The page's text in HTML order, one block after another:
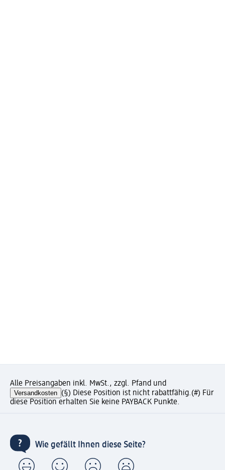
Alle Preisangaben inkl. MwSt., zzgl. Pfand und
Versandkosten (§) Diese Position ist nicht rabattfähig.(#) Für
diese Position erhalten Sie keine PAYBACK Punkte.
Wie gefällt Ihnen diese Seite?